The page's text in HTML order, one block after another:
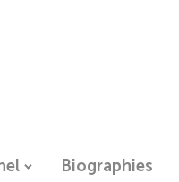
Biographies